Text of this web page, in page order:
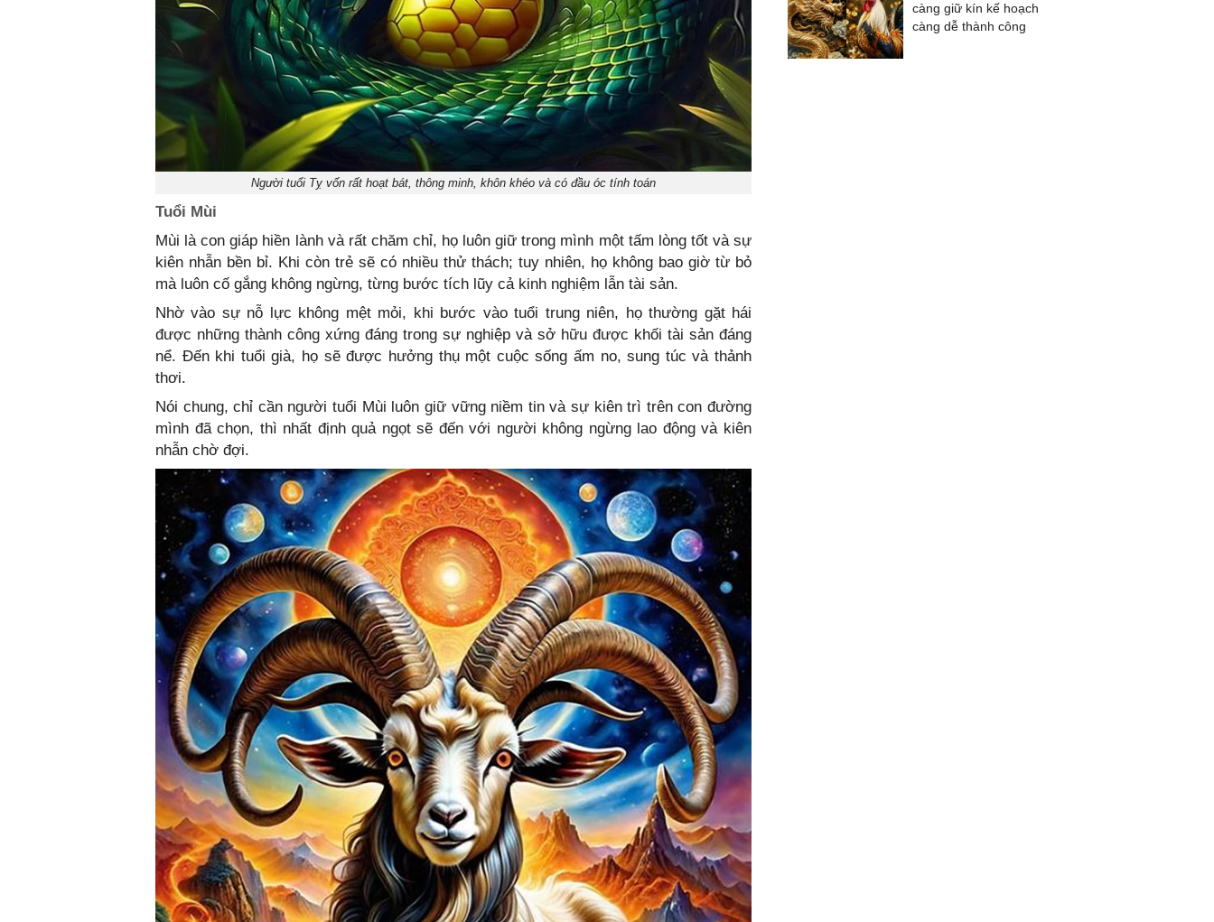
Người tuổi Tỵ vốn rất hoạt bát, thông minh, khôn khéo và có đầu óc tính toán
Tuổi Mùi
Mùi là con giáp hiền lành và rất chăm chỉ, họ luôn giữ trong mình một tấm lòng tốt và sự
kiên nhẫn bền bỉ. Khi còn trẻ sẽ có nhiều thử thách; tuy nhiên, họ không bao giờ từ bỏ
mà luôn cố gắng không ngừng, từng bước tích lũy cả kinh nghiệm lẫn tài sản.
Nhờ vào sự nỗ lực không mệt mỏi, khi bước vào tuổi trung niên, họ thường gặt hái
được những thành công xứng đáng trong sự nghiệp và sở hữu được khối tài sản đáng
nể. Đến khi tuổi già, họ sẽ được hưởng thụ một cuộc sống ấm no, sung túc và thảnh
thơi.
Nói chung, chỉ cần người tuổi Mùi luôn giữ vững niềm tin và sự kiên trì trên con đường
mình đã chọn, thì nhất định quả ngọt sẽ đến với người không ngừng lao động và kiên
nhẫn chờ đợi.
càng giữ kín kế hoạch
càng dễ thành công